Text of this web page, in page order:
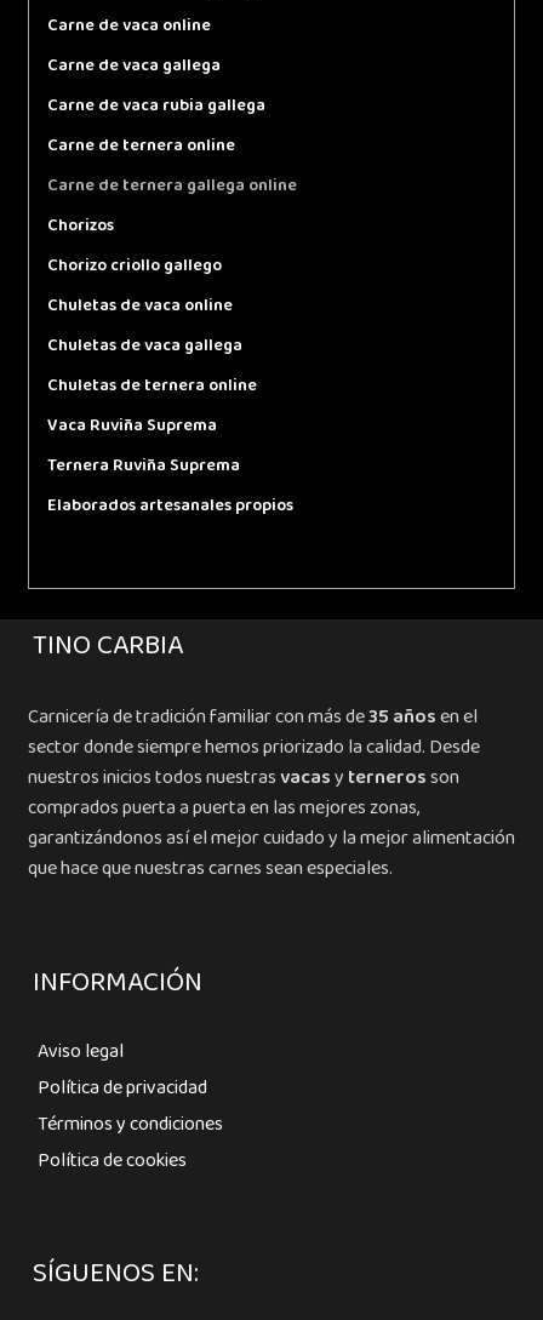
Carne de vaca online
Carne de vaca gallega
Carne de vaca rubia gallega
Carne de ternera online
Carne de ternera gallega online
Chorizos
Chorizo criollo gallego
Chuletas de vaca online
Chuletas de vaca gallega
Chuletas de ternera online
Vaca Ruviña Suprema
Ternera Ruviña Suprema
Elaborados artesanales propios
TINO CARBIA
Carnicería de tradición familiar con más de35 añosen el
sector donde siempre hemos priorizado la calidad. Desde
nuestros inicios todos nuestrasvacasy ternerosson
comprados puerta a puerta en las mejores zonas,
garantizándonos así el mejor cuidado y la mejor alimentación
que hace que nuestras carnes sean especiales.
INFORMACIÓN
Aviso legal
Política de privacidad
Términos y condiciones
Política de cookies
SÍGUENOS EN: